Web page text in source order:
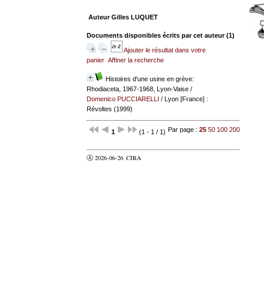
Auteur Gilles LUQUET
Documents disponibles écrits par cet auteur (1)
Ajouter le résultat dans votre
panier Affiner la recherche
Histoires d'une usine en grève:
Rhodiaceta, 1967-1968, Lyon-Vaise/
Domenico PUCCIARELLI / Lyon [France] :
Révoltes (1999)
1 (1 - 1 / 1) Par page : 25 50 100 200
Ⓐ 2026-06-26 CIRA